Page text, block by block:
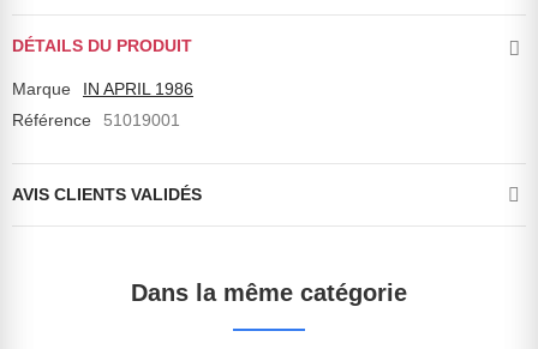
DÉTAILS DU PRODUIT
Marque
IN APRIL 1986
Référence
51019001
AVIS CLIENTS VALIDÉS
Dans la même catégorie